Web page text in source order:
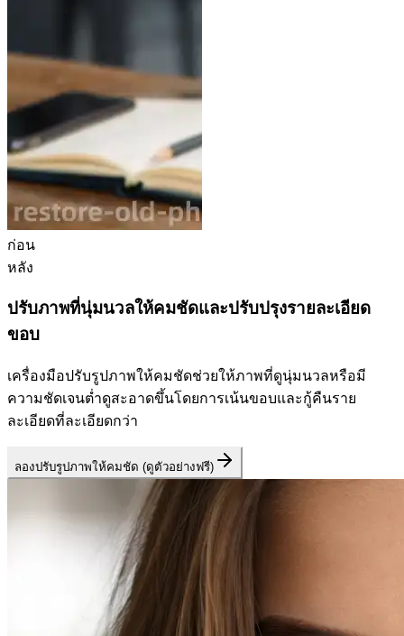
ก่อน
หลัง
ปรับภาพที่นุ่มนวลให้คมชัดและปรับปรุงรายละเอียด
ขอบ
เครื่องมือปรับรูปภาพให้คมชัดช่วยให้ภาพที่ดูนุ่มนวลหรือมี
ความชัดเจนต่ำดูสะอาดขึ้นโดยการเน้นขอบและกู้คืนราย
ละเอียดที่ละเอียดกว่า
ลองปรับรูปภาพให้คมชัด (ดูตัวอย่างฟรี)